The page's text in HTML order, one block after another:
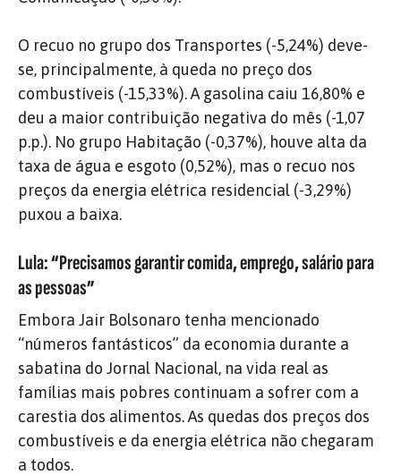
O recuo no grupo dos Transportes (-5,24%) deve-
se, principalmente, à queda no preço dos
combustíveis (-15,33%). A gasolina caiu 16,80% e
deu a maior contribuição negativa do mês (-1,07
p.p.). No grupo Habitação (-0,37%), houve alta da
taxa de água e esgoto (0,52%), mas o recuo nos
preços da energia elétrica residencial (-3,29%)
puxou a baixa.
Lula: “Precisamos garantir comida, emprego, salário para
as pessoas”
Embora Jair Bolsonaro tenha mencionado
“números fantásticos” da economia durante a
sabatina do Jornal Nacional, na vida real as
famílias mais pobres continuam a sofrer com a
carestia dos alimentos. As quedas dos preços dos
combustíveis e da energia elétrica não chegaram
a todos.